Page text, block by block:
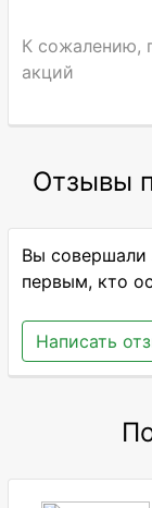
К сожалению,
акций
Отзывы
Вы совершали
первым, кто
Написать